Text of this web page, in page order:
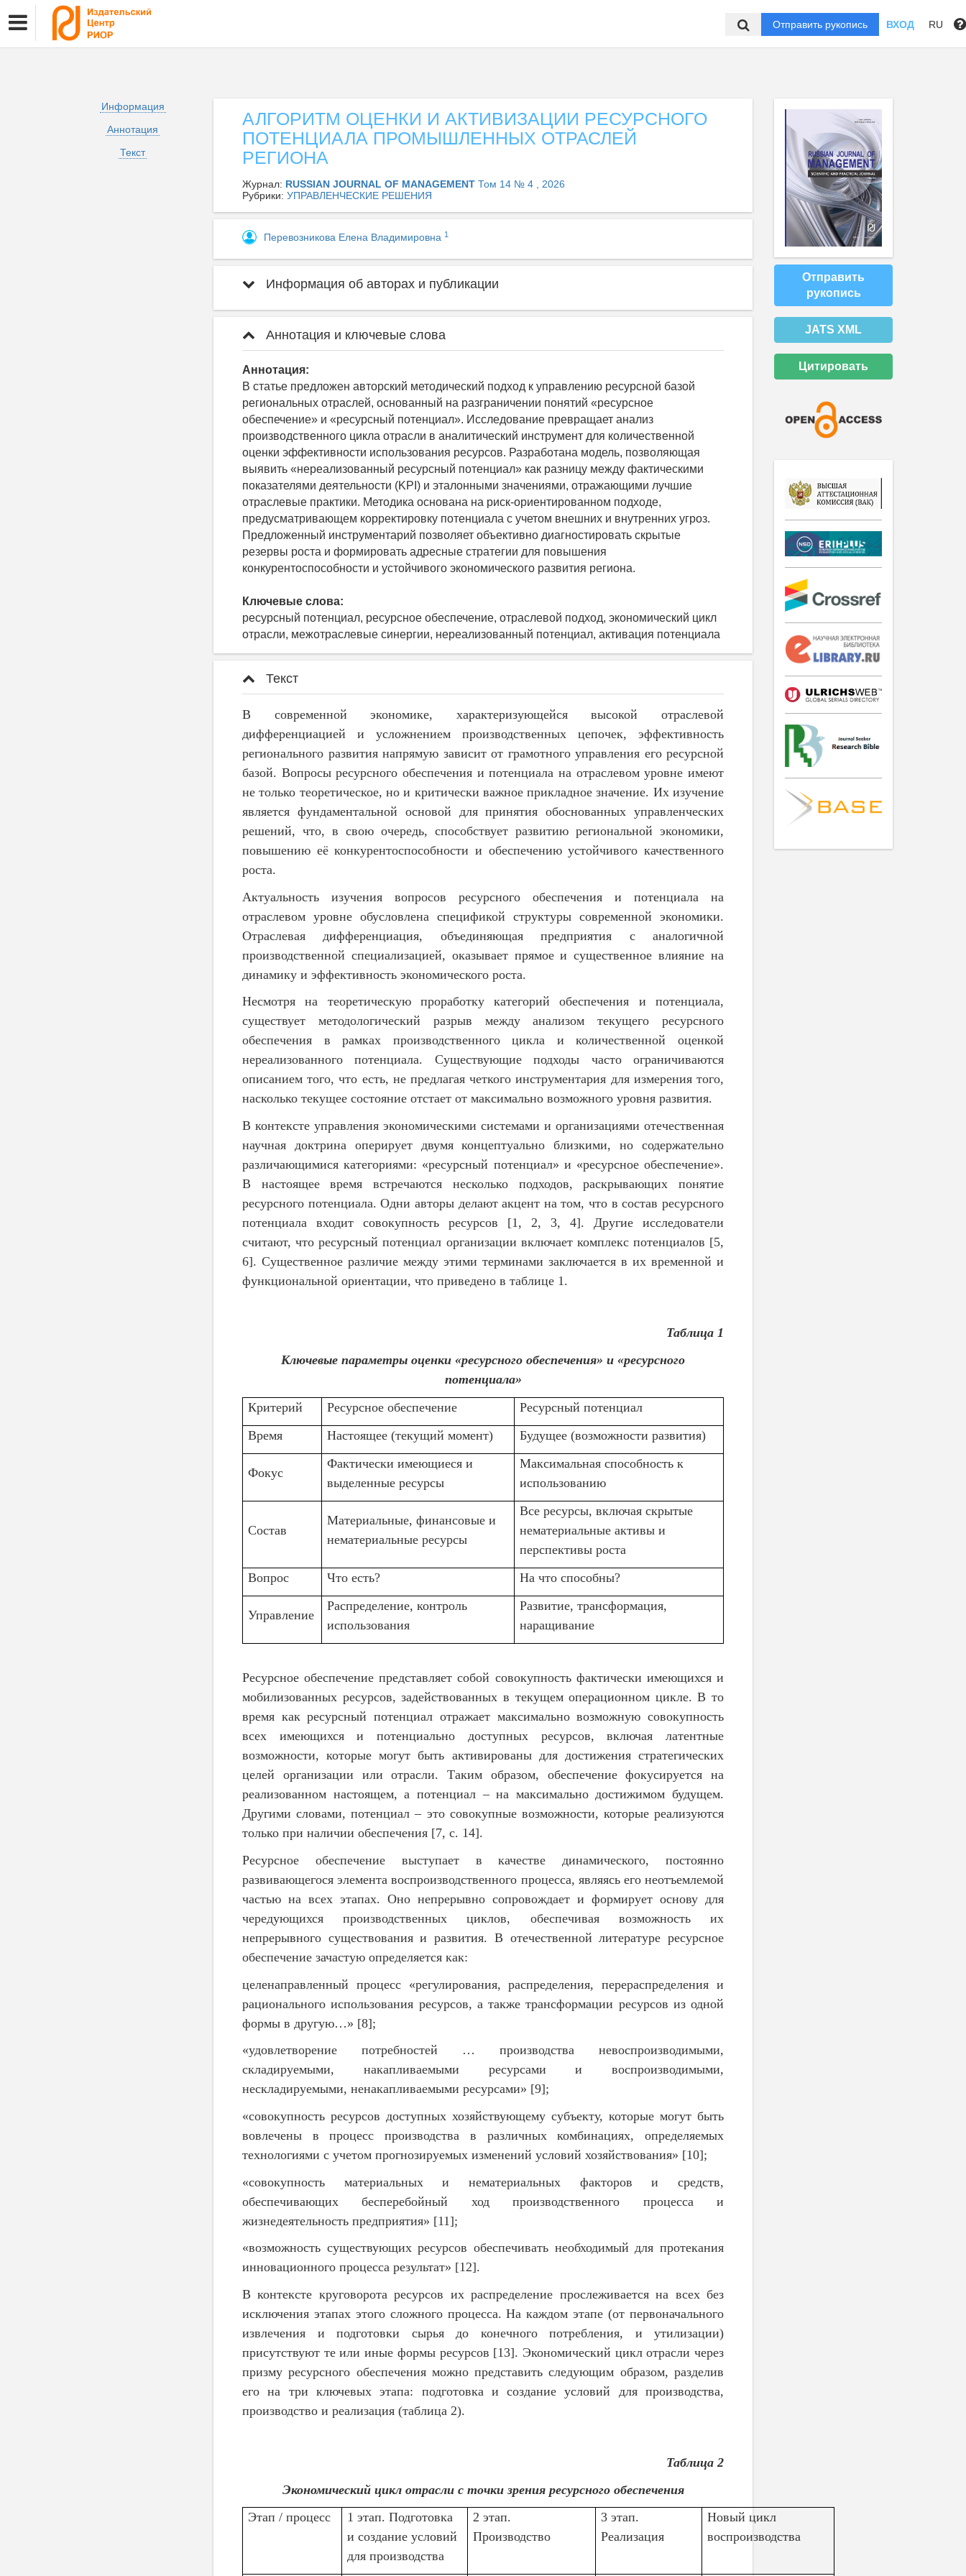
Отправить рукопись ВХОД RU
Информация
Аннотация
Текст
АЛГОРИТМ ОЦЕНКИ И АКТИВИЗАЦИИ РЕСУРСНОГО
ПОТЕНЦИАЛА ПРОМЫШЛЕННЫХ ОТРАСЛЕЙ
РЕГИОНА
Журнал: RUSSIAN JOURNAL OF MANAGEMENT Том 14 № 4 , 2026
Рубрики: УПРАВЛЕНЧЕСКИЕ РЕШЕНИЯ
Перевозникова Елена Владимировна 1
Информация об авторах и публикации
Аннотация и ключевые слова
Аннотация:
В статье предложен авторский методический подход к управлению ресурсной базой
региональных отраслей, основанный на разграничении понятий «ресурсное
обеспечение» и «ресурсный потенциал». Исследование превращает анализ
производственного цикла отрасли в аналитический инструмент для количественной
оценки эффективности использования ресурсов. Разработана модель, позволяющая
выявить «нереализованный ресурсный потенциал» как разницу между фактическими
показателями деятельности (KPI) и эталонными значениями, отражающими лучшие
отраслевые практики. Методика основана на риск-ориентированном подходе,
предусматривающем корректировку потенциала с учетом внешних и внутренних угроз.
Предложенный инструментарий позволяет объективно диагностировать скрытые
резервы роста и формировать адресные стратегии для повышения
конкурентоспособности и устойчивого экономического развития региона.
Ключевые слова:
ресурсный потенциал, ресурсное обеспечение, отраслевой подход, экономический цикл
отрасли, межотраслевые синергии, нереализованный потенциал, активация потенциала
Текст
В современной экономике, характеризующейся высокой отраслевой
дифференциацией и усложнением производственных цепочек, эффективность
регионального развития напрямую зависит от грамотного управления его ресурсной
базой. Вопросы ресурсного обеспечения и потенциала на отраслевом уровне имеют
не только теоретическое, но и критически важное прикладное значение. Их изучение
является фундаментальной основой для принятия обоснованных управленческих
решений, что, в свою очередь, способствует развитию региональной экономики,
повышению её конкурентоспособности и обеспечению устойчивого качественного
роста.
Актуальность изучения вопросов ресурсного обеспечения и потенциала на
отраслевом уровне обусловлена спецификой структуры современной экономики.
Отраслевая дифференциация, объединяющая предприятия с аналогичной
производственной специализацией, оказывает прямое и существенное влияние на
динамику и эффективность экономического роста.
Несмотря на теоретическую проработку категорий обеспечения и потенциала,
существует методологический разрыв между анализом текущего ресурсного
обеспечения в рамках производственного цикла и количественной оценкой
нереализованного потенциала. Существующие подходы часто ограничиваются
описанием того, что есть, не предлагая четкого инструментария для измерения того,
насколько текущее состояние отстает от максимально возможного уровня развития.
В контексте управления экономическими системами и организациями отечественная
научная доктрина оперирует двумя концептуально близкими, но содержательно
различающимися категориями: «ресурсный потенциал» и «ресурсное обеспечение».
В настоящее время встречаются несколько подходов, раскрывающих понятие
ресурсного потенциала. Одни авторы делают акцент на том, что в состав ресурсного
потенциала входит совокупность ресурсов [1, 2, 3, 4]. Другие исследователи
считают, что ресурсный потенциал организации включает комплекс потенциалов [5,
6]. Существенное различие между этими терминами заключается в их временной и
функциональной ориентации, что приведено в таблице 1.
Таблица 1
Ключевые параметры оценки «ресурсного обеспечения» и «ресурсного
потенциала»
Критерий
Ресурсное обеспечение
Ресурсный потенциал
Время
Настоящее (текущий момент) Будущее (возможности развития)
Фокус
Фактически имеющиеся и
выделенные ресурсы
Максимальная способность к
использованию
Состав
Материальные, финансовые и
нематериальные ресурсы
Все ресурсы, включая скрытые
нематериальные активы и
перспективы роста
Вопрос
Что есть? На что способны?
Управление
Распределение, контроль
использования
Развитие, трансформация,
наращивание
Ресурсное обеспечение представляет собой совокупность фактически имеющихся и
мобилизованных ресурсов, задействованных в текущем операционном цикле. В то
время как ресурсный потенциал отражает максимально возможную совокупность
всех имеющихся и потенциально доступных ресурсов, включая латентные
возможности, которые могут быть активированы для достижения стратегических
целей организации или отрасли. Таким образом, обеспечение фокусируется на
реализованном настоящем, а потенциал – на максимально достижимом будущем.
Другими словами, потенциал – это совокупные возможности, которые реализуются
только при наличии обеспечения [7, с. 14].
Ресурсное обеспечение выступает в качестве динамического, постоянно
развивающегося элемента воспроизводственного процесса, являясь его неотъемлемой
частью на всех этапах. Оно непрерывно сопровождает и формирует основу для
чередующихся производственных циклов, обеспечивая возможность их
непрерывного существования и развития. В отечественной литературе ресурсное
обеспечение зачастую определяется как:
целенаправленный процесс «регулирования, распределения, перераспределения и
рационального использования ресурсов, а также трансформации ресурсов из одной
формы в другую…» [8];
«удовлетворение потребностей … производства невоспроизводимыми,
складируемыми, накапливаемыми ресурсами и воспроизводимыми,
нескладируемыми, ненакапливаемыми ресурсами» [9];
«совокупность ресурсов доступных хозяйствующему субъекту, которые могут быть
вовлечены в процесс производства в различных комбинациях, определяемых
технологиями с учетом прогнозируемых изменений условий хозяйствования» [10];
«совокупность материальных и нематериальных факторов и средств,
обеспечивающих бесперебойный ход производственного процесса и
жизнедеятельность предприятия» [11];
«возможность существующих ресурсов обеспечивать необходимый для протекания
инновационного процесса результат» [12].
В контексте круговорота ресурсов их распределение прослеживается на всех без
исключения этапах этого сложного процесса. На каждом этапе (от первоначального
извлечения и подготовки сырья до конечного потребления, и утилизации)
присутствуют те или иные формы ресурсов [13]. Экономический цикл отрасли через
призму ресурсного обеспечения можно представить следующим образом, разделив
его на три ключевых этапа: подготовка и создание условий для производства,
производство и реализация (таблица 2).
Таблица 2
Экономический цикл отрасли с точки зрения ресурсного обеспечения
Этап / процесс
1 этап. Подготовка
и создание условий
для производства
2 этап.
Производство
3 этап.
Реализация
Новый цикл
воспроизводства
Отправить
рукопись
JATS XML
Цитировать